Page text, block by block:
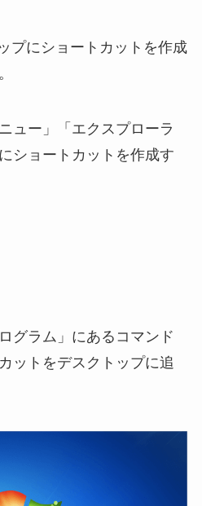
プにショートカットを作成
ュー」「エクスプローラ
ショートカットを作成す
グラム」にあるコマンド
ットをデスクトップに追